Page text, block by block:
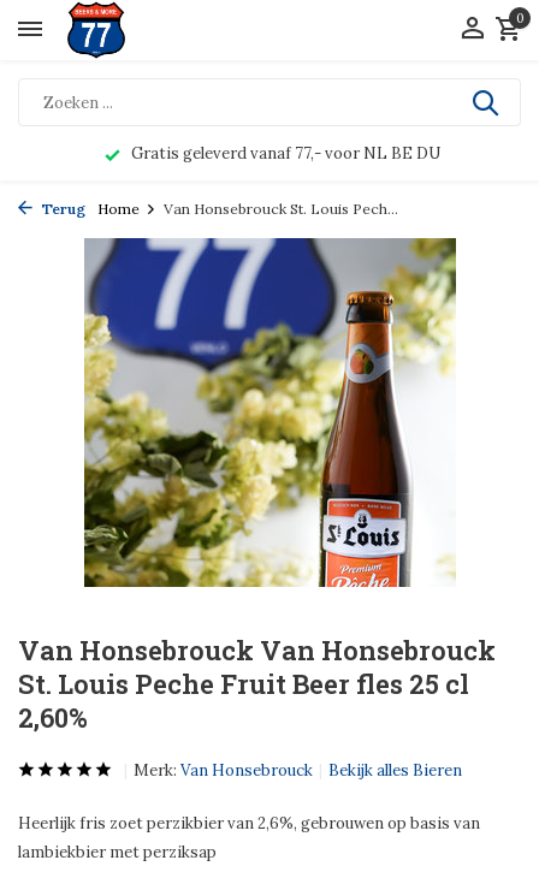
0
Gratis geleverd vanaf 77,- voor NL BE DU
Terug Home Van Honsebrouck St. Louis Pech...
Van Honsebrouck Van Honsebrouck
St. Louis Peche Fruit Beer fles 25 cl
2,60%
Merk: Van Honsebrouck Bekijk alles Bieren
Heerlijk fris zoet perzikbier van 2,6%, gebrouwen op basis van
lambiekbier met perziksap